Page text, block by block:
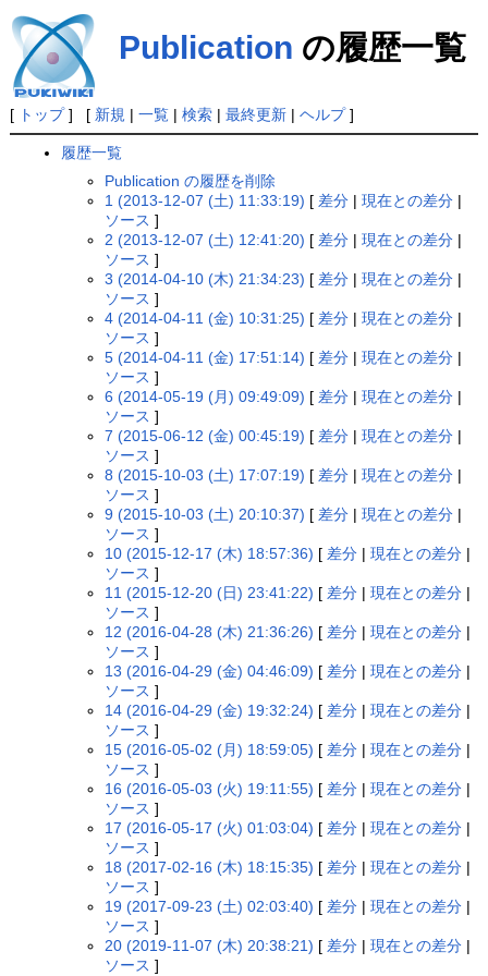
Publication の履歴一覧
[ トップ] [ 新規 | 一覧| 検索| 最終更新| ヘルプ]
履歴一覧
Publication の履歴を削除
1 (2013-12-07 (土) 11:33:19) [ 差分 |現在との差分 |
ソース ]
2 (2013-12-07 (土) 12:41:20) [ 差分 |現在との差分 |
ソース ]
3 (2014-04-10 (木) 21:34:23) [ 差分 |現在との差分 |
ソース ]
4 (2014-04-11 (金) 10:31:25) [ 差分 |現在との差分 |
ソース ]
5 (2014-04-11 (金) 17:51:14) [ 差分 |現在との差分 |
ソース ]
6 (2014-05-19 (月) 09:49:09) [ 差分 |現在との差分 |
ソース ]
7 (2015-06-12 (金) 00:45:19) [ 差分 |現在との差分 |
ソース ]
8 (2015-10-03 (土) 17:07:19) [ 差分 |現在との差分 |
ソース ]
9 (2015-10-03 (土) 20:10:37) [ 差分 |現在との差分 |
ソース ]
10 (2015-12-17 (木) 18:57:36) [ 差分 |現在との差分 |
ソース ]
11 (2015-12-20 (日) 23:41:22) [ 差分 |現在との差分 |
ソース ]
12 (2016-04-28 (木) 21:36:26) [ 差分 |現在との差分 |
ソース ]
13 (2016-04-29 (金) 04:46:09) [ 差分 |現在との差分 |
ソース ]
14 (2016-04-29 (金) 19:32:24) [ 差分 |現在との差分 |
ソース ]
15 (2016-05-02 (月) 18:59:05) [ 差分 |現在との差分 |
ソース ]
16 (2016-05-03 (火) 19:11:55) [ 差分 |現在との差分 |
ソース ]
17 (2016-05-17 (火) 01:03:04) [ 差分 |現在との差分 |
ソース ]
18 (2017-02-16 (木) 18:15:35) [ 差分 |現在との差分 |
ソース ]
19 (2017-09-23 (土) 02:03:40) [ 差分 |現在との差分 |
ソース ]
20 (2019-11-07 (木) 20:38:21) [ 差分 |現在との差分 |
ソース ]